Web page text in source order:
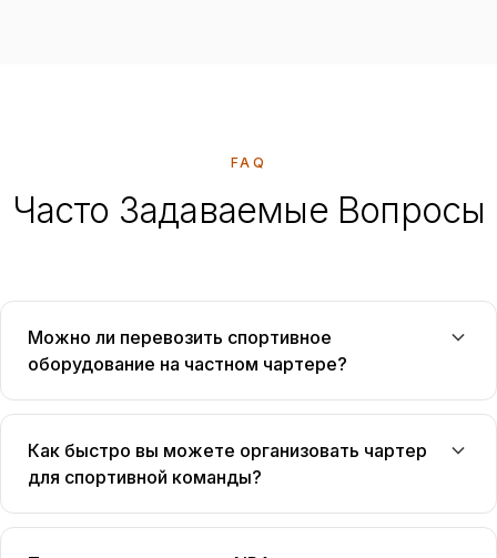
FAQ
Часто Задаваемые Вопросы
Можно ли перевозить спортивное
оборудование на частном чартере?
Как быстро вы можете организовать чартер
для спортивной команды?